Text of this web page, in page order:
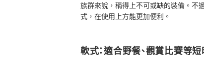
族群來說，稱得上不可或缺的裝備。不
式，在使用上方能更加便利。
軟式：適合野餐、觀賞比賽等